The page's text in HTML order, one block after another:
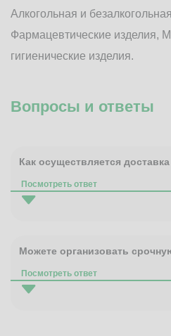
Алкогольная и
Фармацевтические изделия,
гигиенические изделия.
Вопросы и ответы
Как осуществляется
Посмотреть ответ
Можете организовать
Посмотреть ответ